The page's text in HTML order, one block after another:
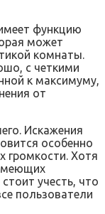
функцию
может
комнаты.
с четкими
к максимуму,
от
Искажения
особенно
громкости. Хотя
учесть, что
пользователи